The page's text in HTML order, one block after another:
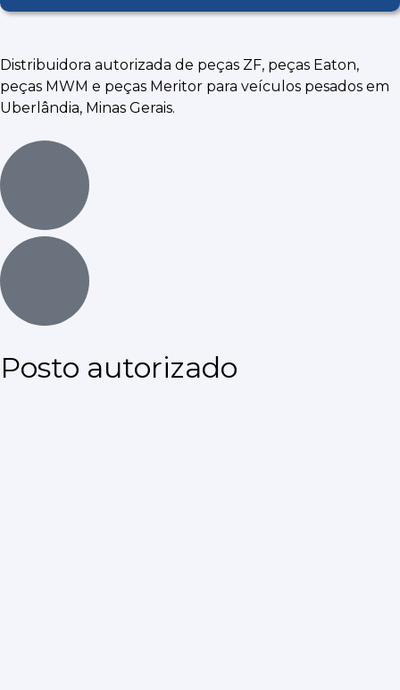
Distribuidora autorizada de peças ZF, peças Eaton,
peças MWM e peças Meritor para veículos pesados em
Uberlândia, Minas Gerais.
Posto autorizado